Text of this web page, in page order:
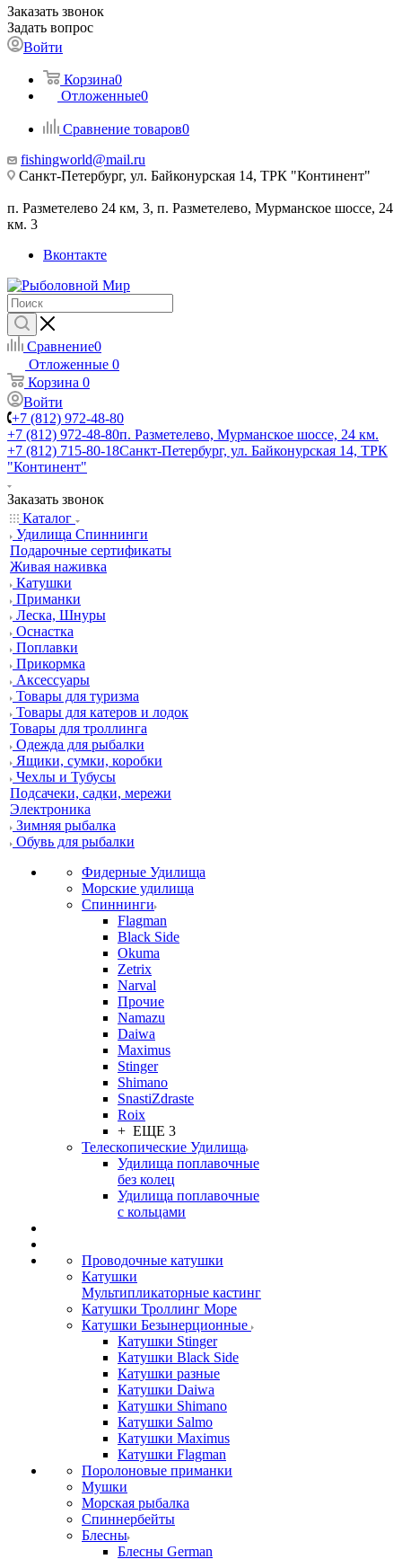
Заказать звонок
Задать вопрос
Войти
Корзина0
Отложенные0
Сравнение товаров0
fishingworld@mail.ru
Санкт-Петербург, ул. Байконурская 14, ТРК "Континент"
п. Разметелево 24 км, 3, п. Разметелево, Мурманское шоссе, 24
км. 3
Вконтакте
Сравнение0
Отложенные 0
Корзина 0
Войти
+7 (812) 972-48-80
+7 (812) 972-48-80п. Разметелево, Мурманское шоссе, 24 км.
+7 (812) 715-80-18Санкт-Петербург, ул. Байконурская 14, ТРК
"Континент"
Заказать звонок
Каталог
Удилища Спиннинги
Подарочные сертификаты
Живая наживка
Катушки
Приманки
Леска, Шнуры
Оснастка
Поплавки
Прикормка
Аксессуары
Товары для туризма
Товары для катеров и лодок
Товары для троллинга
Одежда для рыбалки
Ящики, сумки, коробки
Чехлы и Тубусы
Подсачеки, садки, мережи
Электроника
Зимняя рыбалка
Обувь для рыбалки
Фидерные Удилища
Морские удилища
Спиннинги
Flagman
Black Side
Okuma
Zetrix
Narval
Прочие
Namazu
Daiwa
Maximus
Stinger
Shimano
SnastiZdraste
Roix
+ ЕЩЕ 3
Телескопические Удилища
Удилища поплавочные
без колец
Удилища поплавочные
с кольцами
Проводочные катушки
Катушки
Мультипликаторные кастинг
Катушки Троллинг Море
Катушки Безынерционные
Катушки Stinger
Катушки Black Side
Катушки разные
Катушки Daiwa
Катушки Shimano
Катушки Salmo
Катушки Maximus
Катушки Flagman
Поролоновые приманки
Мушки
Морская рыбалка
Спиннербейты
Блесны
Блесны German